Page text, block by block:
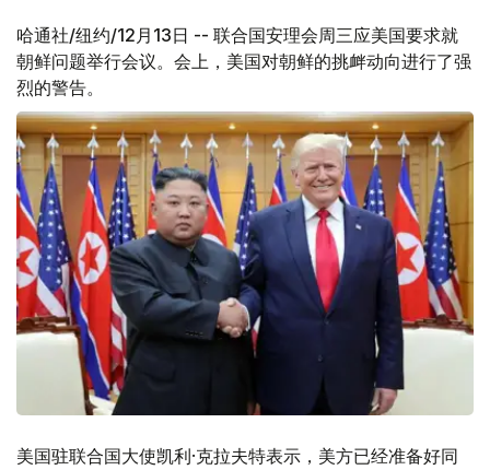
哈通社/纽约/12月13日 -- 联合国安理会周三应美国要求就
朝鲜问题举行会议。会上，美国对朝鲜的挑衅动向进行了强
烈的警告。
美国驻联合国大使凯利·克拉夫特表示，美方已经准备好同